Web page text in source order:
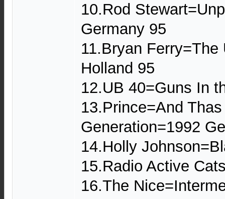
10.Rod
Germany 95
11.Bryan
Holland 95
12.UB 40=Guns In
13.Prince=And
Generation=1992
14.Holly
15.Radio Active
16.The